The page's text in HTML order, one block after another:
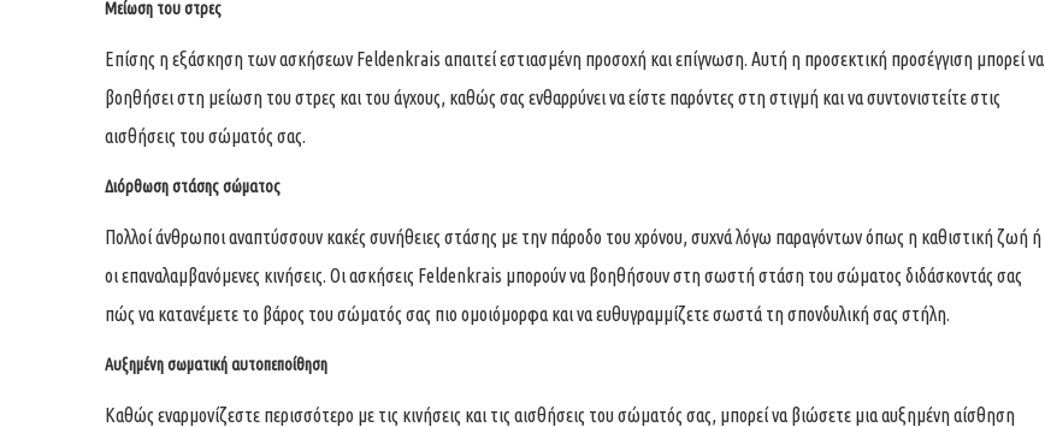
Μείωση του στρες
Επίσης η εξάσκηση των ασκήσεων Feldenkrais απαιτεί εστιασμένη προσοχή και επίγνωση. Αυτή η προσεκτική προσέγγιση μπορεί να
βοηθήσει στη μείωση του στρες και του άγχους, καθώς σας ενθαρρύνει να είστε παρόντες στη στιγμή και να συντονιστείτε στις
αισθήσεις του σώματός σας.
Διόρθωση στάσης σώματος
Πολλοί άνθρωποι αναπτύσσουν κακές συνήθειες στάσης με την πάροδο του χρόνου, συχνά λόγω παραγόντων όπως η καθιστική ζωή ή
οι επαναλαμβανόμενες κινήσεις. Οι ασκήσεις Feldenkrais μπορούν να βοηθήσουν στη σωστή στάση του σώματος διδάσκοντάς σας
πώς να κατανέμετε το βάρος του σώματός σας πιο ομοιόμορφα και να ευθυγραμμίζετε σωστά τη σπονδυλική σας στήλη.
Αυξημένη σωματική αυτοπεποίθηση
Καθώς εναρμονίζεστε περισσότερο με τις κινήσεις και τις αισθήσεις του σώματός σας, μπορεί να βιώσετε μια αυξημένη αίσθηση